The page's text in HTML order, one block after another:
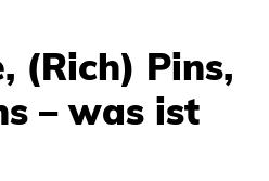
(Rich) Pins,
– was ist